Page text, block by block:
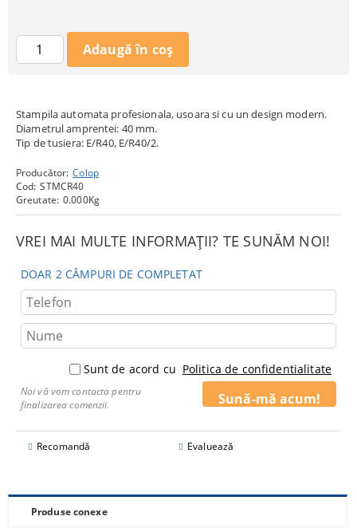
Stampila automata profesionala, usoara si cu un design modern.
Diametrul amprentei: 40 mm.
Tip de tusiera: E/R40, E/R40/2.
Producător: Colop
Cod: STMCR40
Greutate: 0.000Kg
VREI MAI MULTE INFORMAȚII? TE SUNĂM NOI!
DOAR 2 CÂMPURI DE COMPLETAT
Sunt de acord cu Politica de confidentialitate
Noi vă vom contacta pentru
finalizarea comenzii.
Recomandă Evaluează
Produse conexe